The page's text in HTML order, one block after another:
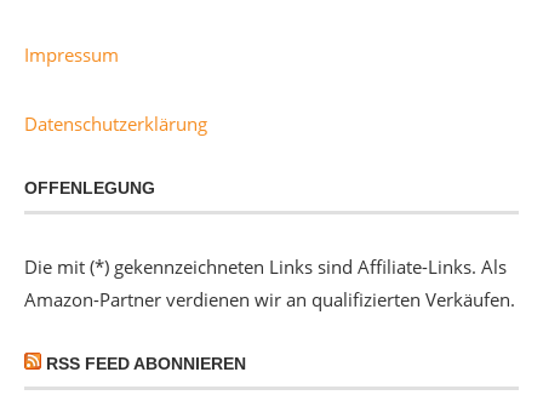
Impressum
Datenschutzerklärung
OFFENLEGUNG
Die mit (*) gekennzeichneten Links sind Affiliate-Links. Als
Amazon-Partner verdienen wir an qualifizierten Verkäufen.
RSS FEED ABONNIEREN